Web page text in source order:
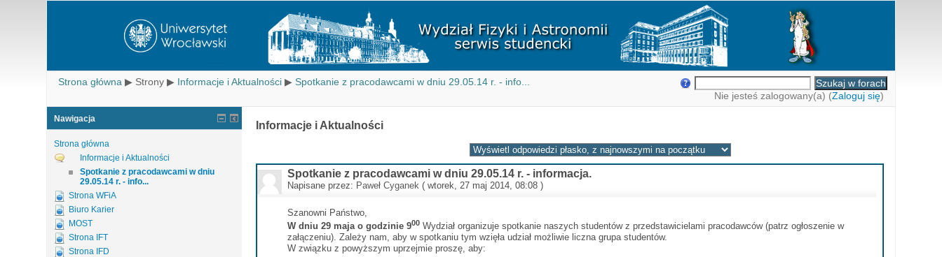
Strona główna ▶ Strony ▶ Informacje i Aktualności ▶ Spotkanie z pracodawcami w dniu 29.05.14 r. - info...
Nie jesteś zalogowany(a) (Zaloguj się)
Informacje i Aktualności
Spotkanie z pracodawcami w dniu 29.05.14 r. - informacja.
Napisane przez: Paweł Cyganek ( wtorek, 27 maj 2014, 08:08 )
Szanowni Państwo,
W dniu 29 maja o godzinie 900 Wydział organizuje spotkanie naszych studentów z przedstawicielami pracodawców (patrz ogłoszenie w
załączeniu). Zależy nam, aby w spotkaniu tym wzięła udział możliwie liczna grupa studentów.
W związku z powyższym uprzejmie proszę, aby:
Nawigacja
Strona główna
Informacje i Aktualności
Spotkanie z pracodawcami w dniu
29.05.14 r. - info...
Strona WFiA
Biuro Karier
MOST
Strona IFT
Strona IFD